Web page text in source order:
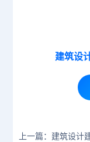
建筑设
上一篇：建筑设计